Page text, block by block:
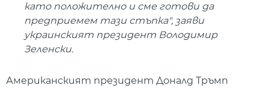
като положително и сме готови да
предприемем тази стъпка", заяви
украинският президент Володимир
Зеленски.
Американският президент Доналд Тръмп